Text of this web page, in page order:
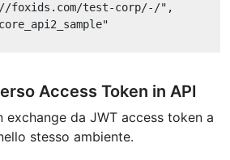
foxids.com/test-corp/-/" ,
Access Token in API
exchange da JWT access token a
stesso ambiente.